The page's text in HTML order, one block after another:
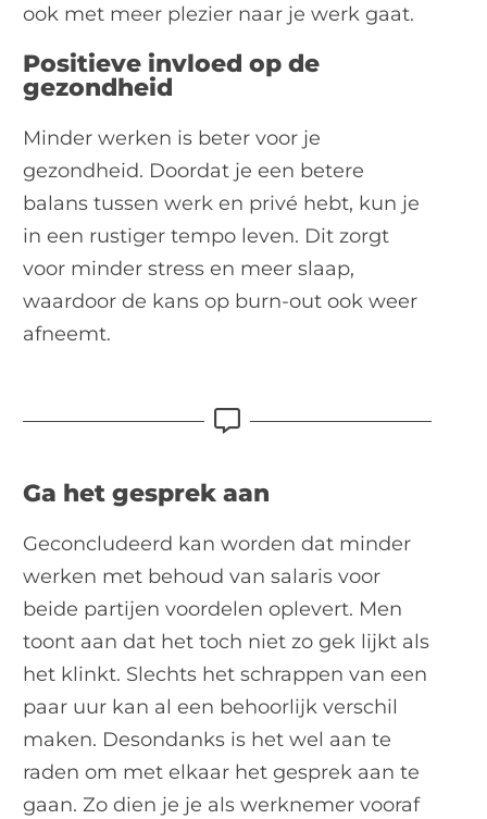
ook met meer plezier naar je werk gaat.
Positieve invloed op de
gezondheid
Minder werken is beter voor je
gezondheid. Doordat je een betere
balans tussen werk en privé hebt, kun je
in een rustiger tempo leven. Dit zorgt
voor minder stress en meer slaap,
waardoor de kans op burn-out ook weer
afneemt.
Ga het gesprek aan
Geconcludeerd kan worden dat minder
werken met behoud van salaris voor
beide partijen voordelen oplevert. Men
toont aan dat het toch niet zo gek lijkt als
het klinkt. Slechts het schrappen van een
paar uur kan al een behoorlijk verschil
maken. Desondanks is het wel aan te
raden om met elkaar het gesprek aan te
gaan. Zo dien je je als werknemer vooraf